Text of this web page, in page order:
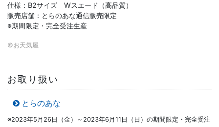
仕様：B2サイズ Wスエード（高品質）
販売店舗：とらのあな通信販売限定
※期間限定・完全受注生産
©お天気屋
お取り扱い
とらのあな
※2023年5月26日（金）～2023年6月11日（日）の期間限定・完全受注